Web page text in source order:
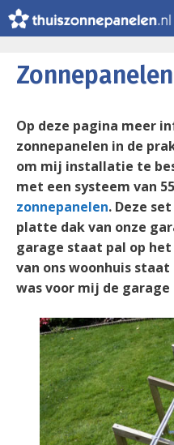
naar
inhoud
Op deze pagina meer
zonnepanelen in de
om mij installatie te
met een systeem van
zonnepanelen. Deze
platte dak van onze
garage staat pal op
van ons woonhuis
was voor mij de